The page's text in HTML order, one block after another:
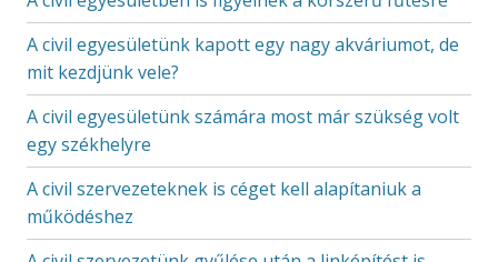
A civil egyesületünk kapott egy nagy akváriumot, de
mit kezdjünk vele?
A civil egyesületünk számára most már szükség volt
egy székhelyre
A civil szervezeteknek is céget kell alapítaniuk a
működéshez